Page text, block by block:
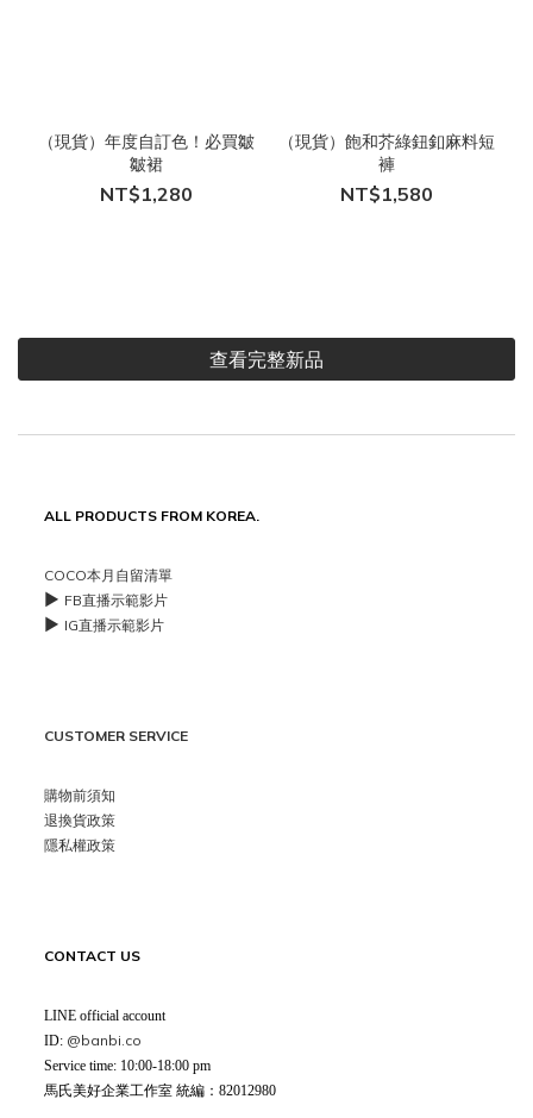
（現貨）年度自訂色！必買皺
皺裙
NT$1,280
（現貨）飽和芥綠鈕釦麻料短
褲
NT$1,580
查看完整新品
ALL PRODUCTS FROM KOREA.
COCO本月自留清單
▶️ FB直播示範影片
▶️ IG直播示範影片
CUSTOMER SERVICE
購物前須知
退換貨政策
隱私權政策
CONTACT US
LINE official account
ID: @banbi.co
Service time: 10:00-18:00 pm
馬氏美好企業工作室 統編：82012980